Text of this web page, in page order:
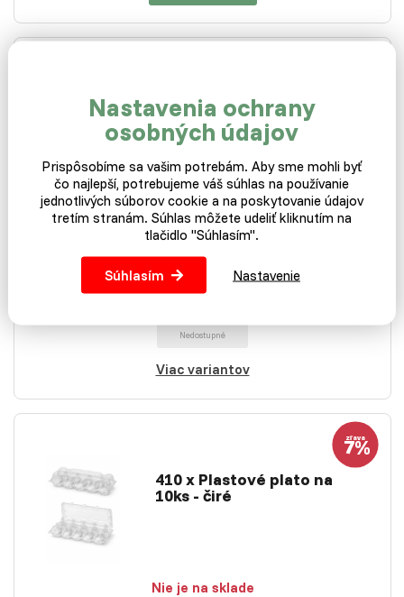
Plastové plato na 10ks
vajec - číre
Nie je na sklade
Vďaka podnosu na vajcia sa žiadne vajcia nerozbijú.
0,19 €
Nedostupné
Viac variantov
410 x Plastové plato na
10ks - čiré
Nie je na sklade
Nastavenia ochrany
osobných údajov
Prispôsobíme sa vašim potrebám. Aby sme mohli byť
čo najlepší, potrebujeme váš súhlas na používanie
jednotlivých súborov cookie a na poskytovanie údajov
tretím stranám. Súhlas môžete udeliť kliknutím na
tlačidlo "Súhlasím".
Súhlasím Nastavenie